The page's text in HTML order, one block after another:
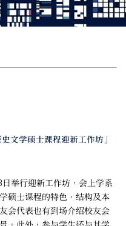
文学硕士课程迎新工作坊」
举行迎新工作坊，会上学系
硕士课程的特色、结构及本
会代表也有到场介绍校友会